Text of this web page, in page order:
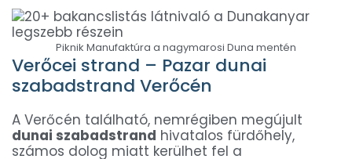
Piknik Manufaktúra a nagymarosi Duna mentén
Verőcei strand – Pazar dunai
szabadstrand Verőcén
A Verőcén található, nemrégiben megújult
dunai szabadstrand hivatalos fürdőhely,
számos dolog miatt kerülhet fel a